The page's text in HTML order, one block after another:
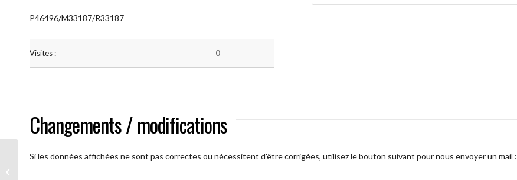
P46496/M33187/R33187
Visites : 0
Changements / modifications
Si les données affichées ne sont pas correctes ou nécessitent d'être corrigées, utilisez le bouton suivant pour nous envoyer un mail :